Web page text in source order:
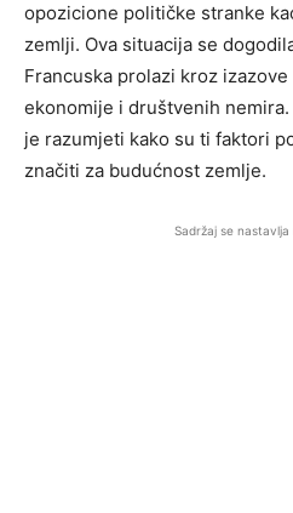
opozicione političke stranke
zemlji. Ova situacija se
Francuska prolazi kroz
ekonomije i društvenih
je razumjeti kako su ti faktori
značiti za budućnost zemlje.
Sadržaj se nastavlja